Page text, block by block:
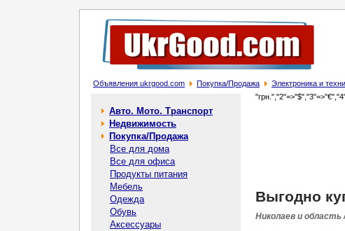
Объявления ukrgood.com Покупка/Продажа Электроника и
Авто. Мото. Транспорт
Недвижимость
Покупка/Продажа
Все для дома
Все для офиса
Продукты питания
Мебель
Одежда
Обувь
Аксессуары
Выгодно
Николаев и область